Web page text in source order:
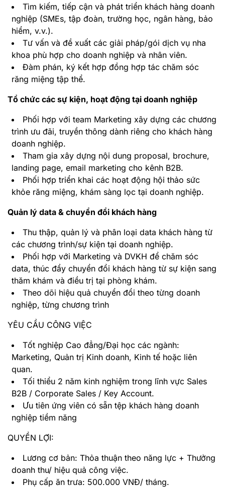
Tìm kiếm, tiếp cận và phát triển khách hàng doanh
nghiệp (SMEs, tập đoàn, trường học, ngân hàng, bảo
hiểm, v.v.).
Tư vấn và đề xuất các giải pháp/gói dịch vụ nha
khoa phù hợp cho doanh nghiệp và nhân viên.
Đàm phán, ký kết hợp đồng hợp tác chăm sóc
răng miệng tập thể.
Tổ chức các sự kiện, hoạt động tại doanh nghiệp
Phối hợp với team Marketing xây dựng các chương
trình ưu đãi, truyền thông dành riêng cho khách hàng
doanh nghiệp.
Tham gia xây dựng nội dung proposal, brochure,
landing page, email marketing cho kênh B2B.
Phối hợp triển khai các hoạt động hội thảo sức
khỏe răng miệng, khám sàng lọc tại doanh nghiệp.
Quản lý data & chuyển đổi khách hàng
Thu thập, quản lý và phân loại data khách hàng từ
các chương trình/sự kiện tại doanh nghiệp.
Phối hợp với Marketing và DVKH để chăm sóc
data, thúc đẩy chuyển đổi khách hàng từ sự kiện sang
thăm khám và điều trị tại phòng khám.
Theo dõi hiệu quả chuyển đổi theo từng doanh
nghiệp, từng chương trình
YÊU CẦU CÔNG VIỆC
Tốt nghiệp Cao đẳng/Đại học các ngành:
Marketing, Quản trị Kinh doanh, Kinh tế hoặc liên
quan.
Tối thiểu 2 năm kinh nghiệm trong lĩnh vực Sales
B2B / Corporate Sales / Key Account.
Ưu tiên ứng viên có sẵn tệp khách hàng doanh
nghiệp tiềm năng
QUYỀN LỢI:
Lương cơ bản: Thỏa thuận theo năng lực + Thưởng
doanh thu/ hiệu quả công việc.
Phụ cấp ăn trưa: 500.000 VNĐ/ tháng.